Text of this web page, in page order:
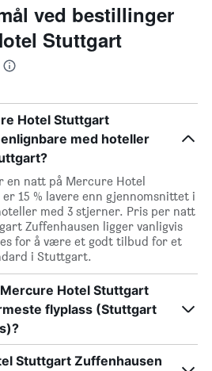
ved bestillinger
Stuttgart
Hotel Stuttgart
med hoteller
en natt på Mercure Hotel
15 % lavere enn gjennomsnittet i
med 3 stjerner. Pris per natt
Zuffenhausen ligger vanligvis
for å være et godt tilbud for et
i Stuttgart.
Hotel Stuttgart
flyplass (Stuttgart
Stuttgart Zuffenhausen